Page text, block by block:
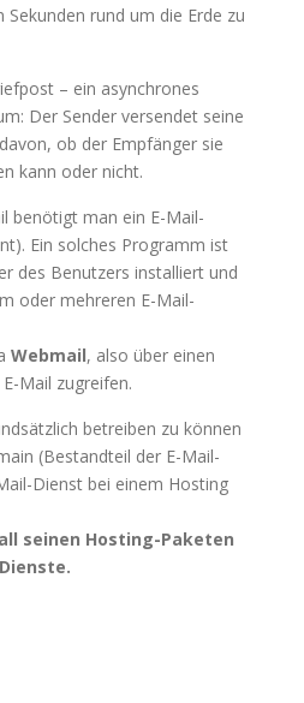
rund um die Erde zu
– ein asynchrones
Der Sender versendet seine
ob der Empfänger sie
kann oder nicht.
benötigt man ein E-Mail-
Ein solches Programm ist
des Benutzers installiert und
oder mehreren E-Mail-
Webmail, also über einen
Mail zugreifen.
betreiben zu können
(Bestandteil der E-Mail-
Dienst bei einem Hosting
seinen Hosting-Paketen